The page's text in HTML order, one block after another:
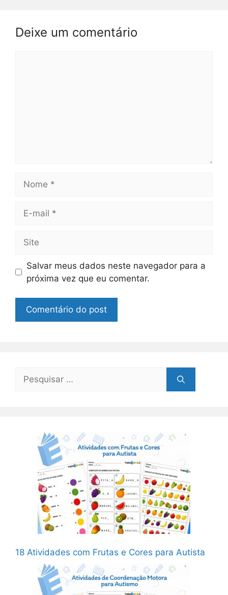
Deixe um comentário
mail
Salvar meus dados neste navegador para a
próxima vez que eu comentar.
Pesquisar
18 Atividades com Frutas e Cores para Autista